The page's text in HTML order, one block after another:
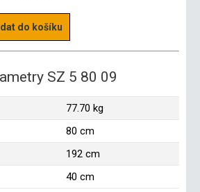
do košíku
SZ 5 80 09
77.70 kg
80 cm
192 cm
40 cm